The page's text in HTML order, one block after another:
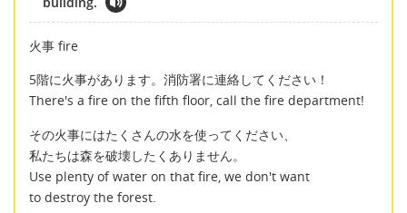
火事 fire
5階に火事があります。消防署に連絡してください！
There's a fire on the fifth floor, call the fire department!
その火事にはたくさんの水を使ってください、
私たちは森を破壊したくありません。
Use plenty of water on that fire, we don't want
to destroy the forest.